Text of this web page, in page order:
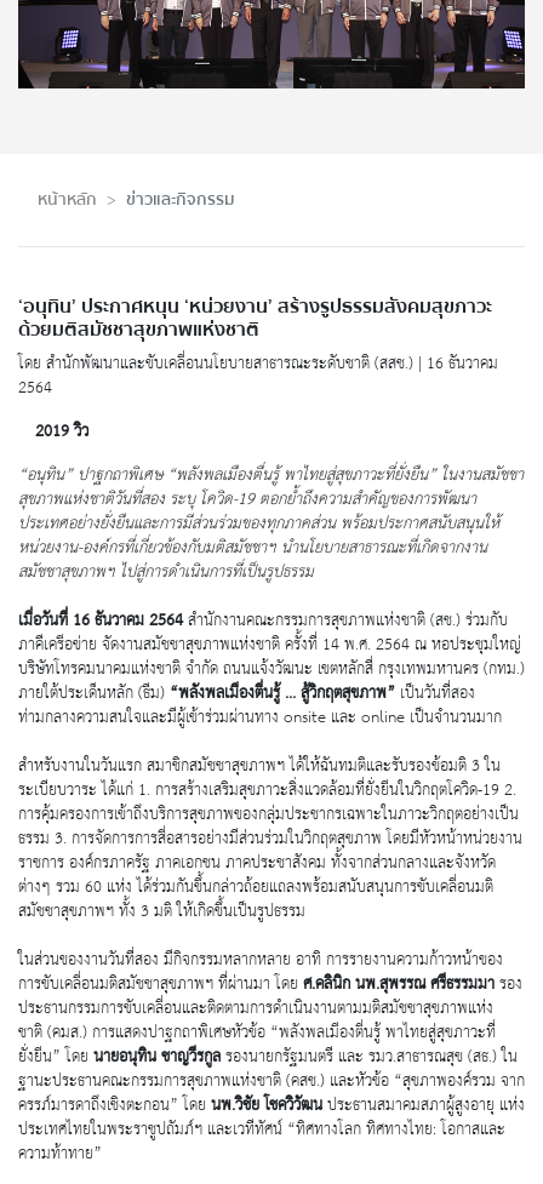
หน้าหลัก ข่าวและกิจกรรม
‘อนุทิน’ ประกาศหนุน ‘หน่วยงาน’ สร้างรูปธรรมสังคมสุขภาวะ
ด้วยมติสมัชชาสุขภาพแห่งชาติ
โดย สำนักพัฒนาและขับเคลื่อนนโยบายสาธารณะระดับชาติ (สสช.) | 16 ธันวาคม
2564
2019 วิว
“อนุทิน” ปาฐกถาพิเศษ “พลังพลเมืองตื่นรู้ พาไทยสู่สุขภาวะที่ยั่งยืน” ในงานสมัชชา
สุขภาพแห่งชาติวันที่สอง ระบุ โควิด-19 ตอกย้ำถึงความสำคัญของการพัฒนา
ประเทศอย่างยั่งยืนและการมีส่วนร่วมของทุกภาคส่วน พร้อมประกาศสนับสนุนให้
หน่วยงาน-องค์กรที่เกี่ยวข้องกับมติสมัชชาฯ นำนโยบายสาธารณะที่เกิดจากงาน
สมัชชาสุขภาพฯ ไปสู่การดำเนินการที่เป็นรูปธรรม
เมื่อวันที่16 ธันวาคม 2564สำนักงานคณะกรรมการสุขภาพแห่งชาติ (สช.) ร่วมกับ
ภาคีเครือข่าย จัดงานสมัชชาสุขภาพแห่งชาติ ครั้งที่ 14 พ.ศ. 2564 ณ หอประชุมใหญ่
บริษัทโทรคมนาคมแห่งชาติ จำกัด ถนนแจ้งวัฒนะ เขตหลักสี่ กรุงเทพมหานคร (กทม.)
ภายใต้ประเด็นหลัก (ธีม)“พลังพลเมืองตื่นรู้ ... สู้วิกฤตสุขภาพ”เป็นวันที่สอง
ท่ามกลางความสนใจและมีผู้เข้าร่วมผ่านทาง onsite และ online เป็นจำนวนมาก
สำหรับงานในวันแรก สมาชิกสมัชชาสุขภาพฯ ได้ให้ฉันทมติและรับรองข้อมติ 3 ใน
ระเบียบวาระ ได้แก่ 1. การสร้างเสริมสุขภาวะสิ่งแวดล้อมที่ยั่งยืนในวิกฤตโควิด-19 2.
การคุ้มครองการเข้าถึงบริการสุขภาพของกลุ่มประชากรเฉพาะในภาวะวิกฤตอย่างเป็น
ธรรม 3. การจัดการการสื่อสารอย่างมีส่วนร่วมในวิกฤตสุขภาพ โดยมีหัวหน้าหน่วยงาน
ราชการ องค์กรภาครัฐ ภาคเอกชน ภาคประชาสังคม ทั้งจากส่วนกลางและจังหวัด
ต่างๆ รวม 60 แห่ง ได้ร่วมกันขึ้นกล่าวถ้อยแถลงพร้อมสนับสนุนการขับเคลื่อนมติ
สมัชชาสุขภาพฯ ทั้ง 3 มติ ให้เกิดขึ้นเป็นรูปธรรม
ในส่วนของงานวันที่สอง มีกิจกรรมหลากหลาย อาทิ การรายงานความก้าวหน้าของ
การขับเคลื่อนมติสมัชชาสุขภาพฯ ที่ผ่านมา โดยศ.คลินิก นพ.สุพรรณ ศรีธรรมมารอง
ประธานกรรมการขับเคลื่อนและติดตามการดำเนินงานตามมติสมัชชาสุขภาพแห่ง
ชาติ (คมส.) การแสดงปาฐกถาพิเศษหัวข้อ “พลังพลเมืองตื่นรู้ พาไทยสู่สุขภาวะที่
ยั่งยืน” โดยนายอนุทิน ชาญวีรกูลรองนายกรัฐมนตรี และ รมว.สาธารณสุข (สธ.) ใน
ฐานะประธานคณะกรรมการสุขภาพแห่งชาติ (คสช.) และหัวข้อ “สุขภาพองค์รวม จาก
ครรภ์มารดาถึงเชิงตะกอน” โดยนพ.วิชัย โชควิวัฒนประธานสมาคมสภาผู้สูงอายุ แห่ง
ประเทศไทยในพระราชูปถัมภ์ฯ และเวทีทัศน์ “ทิศทางโลก ทิศทางไทย: โอกาสและ
ความท้าทาย”